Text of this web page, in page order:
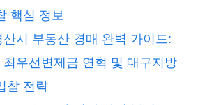
핵심 정보
산시 부동산 경매 완벽 가이드:
최우선변제금 연혁 및 대구지방
찰 전략